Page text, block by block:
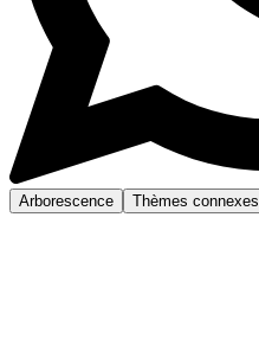
Arborescence Thèmes connexes